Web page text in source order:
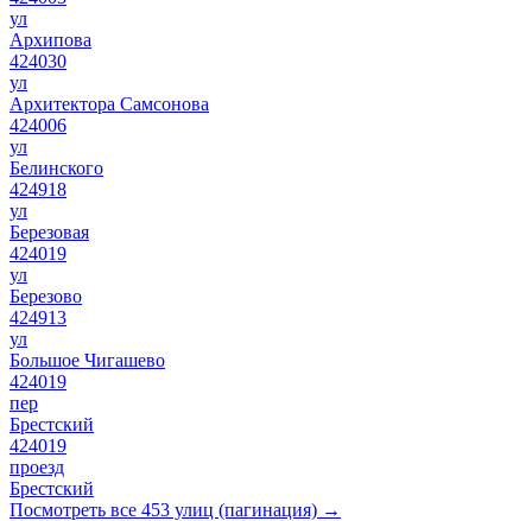
ул
Архипова
424030
ул
Архитектора Самсонова
424006
ул
Белинского
424918
ул
Березовая
424019
ул
Березово
424913
ул
Большое Чигашево
424019
пер
Брестский
424019
проезд
Брестский
Посмотреть все 453 улиц (пагинация) →